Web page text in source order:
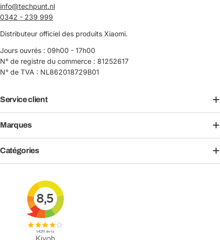
info@techpunt.nl
0342 - 239 999
Distributeur officiel des produits Xiaomi.
Jours ouvrés : 09h00 - 17h00
N° de registre du commerce : 81252617
N° de TVA : NL862018729B01
Service client
Marques
Catégories